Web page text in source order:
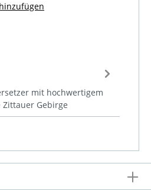
mit hochwertigem
Zittauer Gebirge